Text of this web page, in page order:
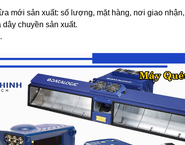
mới sản xuất: số lượng, mặt hàng, nơi giao
chuyền sản xuất.